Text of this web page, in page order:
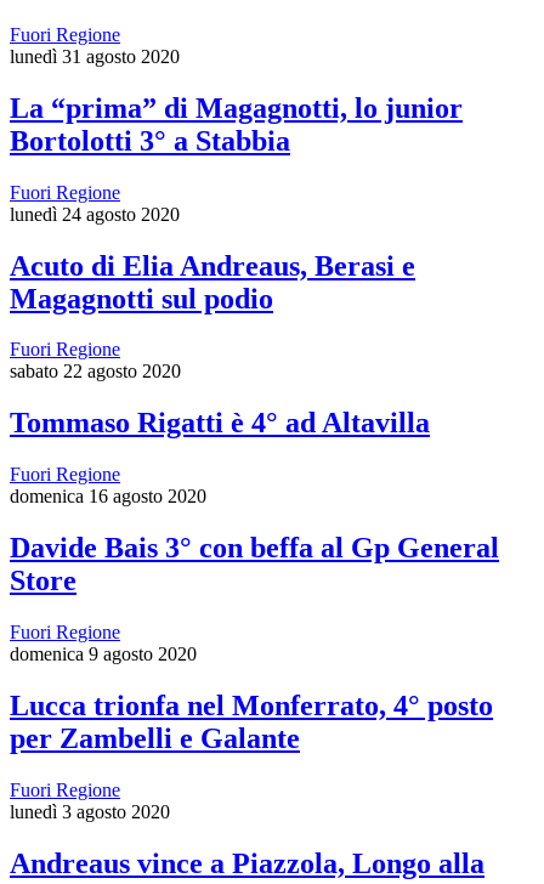
Fuori Regione
lunedì 31 agosto 2020
La “prima” di Magagnotti, lo junior
Bortolotti 3° a Stabbia
Fuori Regione
lunedì 24 agosto 2020
Acuto di Elia Andreaus, Berasi e
Magagnotti sul podio
Fuori Regione
sabato 22 agosto 2020
Tommaso Rigatti è 4° ad Altavilla
Fuori Regione
domenica 16 agosto 2020
Davide Bais 3° con beffa al Gp General
Store
Fuori Regione
domenica 9 agosto 2020
Lucca trionfa nel Monferrato, 4° posto
per Zambelli e Galante
Fuori Regione
lunedì 3 agosto 2020
Andreaus vince a Piazzola, Longo alla